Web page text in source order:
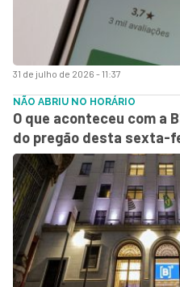
31 de julho de 2026 - 11:37
NÃO ABRIU NO HORÁRIO
O que aconteceu com a
do pregão desta sexta-